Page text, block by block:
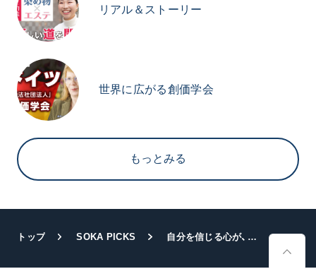
リアル＆ストーリー
世界に広がる創価学会
もっとみる
トップ SOKA PICKS 自分を信じる心が、未来をひらく ～日蓮大聖人のことば～「宝塔」